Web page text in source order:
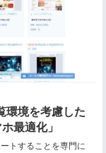
環境を考慮した
最適化」
トすることを専門に